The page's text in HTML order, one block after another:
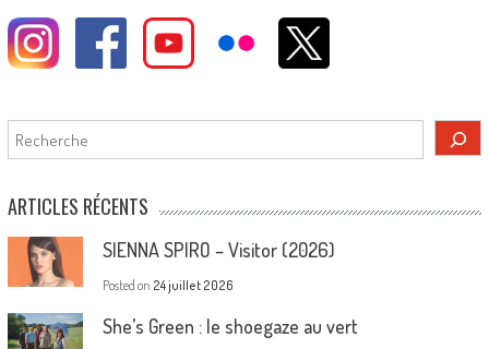
Rechercher
ARTICLES RÉCENTS
SIENNA SPIRO – Visitor (2026)
Posted on 24 juillet 2026
She’s Green : le shoegaze au vert